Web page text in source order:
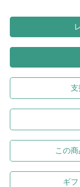
支
この
ギ